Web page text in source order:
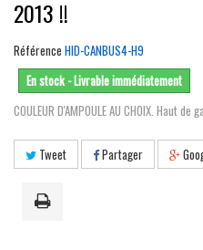
2013 !!
Référence HID-CANBUS4-H9
En stock - Livrable immédiatement
COULEUR D'AMPOULE AU CHOIX. Haut
Tweet Partager